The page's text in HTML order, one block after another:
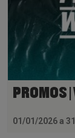
PROMOS
01/01/2026 a